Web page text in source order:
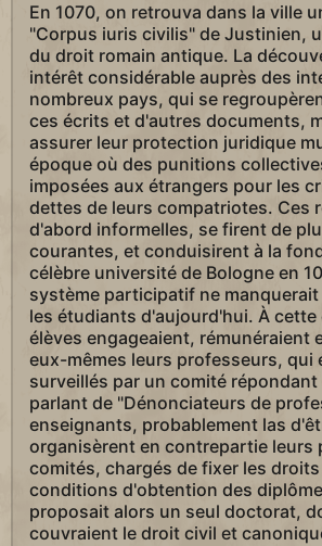
En 1070, on retrouva dans la ville
"Corpus iuris civilis" de Justinien,
du droit romain antique. La
intérêt considérable auprès des
nombreux pays, qui se
ces écrits et d'autres documents,
assurer leur protection juridique
époque où des punitions
imposées aux étrangers pour les
dettes de leurs compatriotes. Ces
d'abord informelles, se firent de
courantes, et conduisirent à la
célèbre université de Bologne en
système participatif ne
les étudiants d'aujourd'hui. À cette
élèves engageaient, rémunéraient
eux-mêmes leurs professeurs, qui
surveillés par un comité répondant
parlant de "Dénonciateurs de
enseignants, probablement las
organisèrent en contrepartie leurs
comités, chargés de fixer les
conditions d'obtention des
proposait alors un seul doctorat,
couvraient le droit civil et